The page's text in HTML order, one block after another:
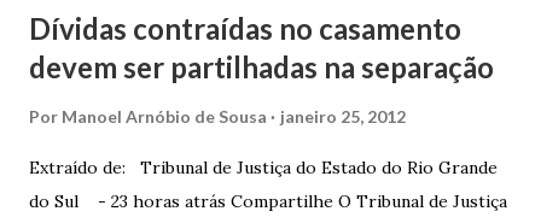
Dívidas contraídas no casamento
devem ser partilhadas na separação
Por Manoel Arnóbio de Sousa janeiro 25, 2012
Extraído de: Tribunal de Justiça do Estado do Rio Grande
do Sul - 23 horas atrás Compartilhe O Tribunal de Justiça